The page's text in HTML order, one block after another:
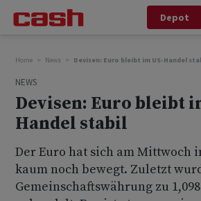
Depot
Home News Devisen: Euro bleibt im US-Handel
NEWS
Devisen: Euro bleibt
Handel stabil
Der Euro hat sich am Mittwoch
kaum noch bewegt. Zuletzt
Gemeinschaftswährung zu